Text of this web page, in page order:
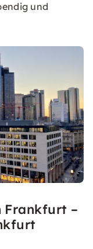
und
Frankfurt –